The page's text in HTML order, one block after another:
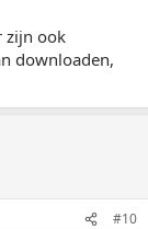
zijn ook
downloaden,
#10